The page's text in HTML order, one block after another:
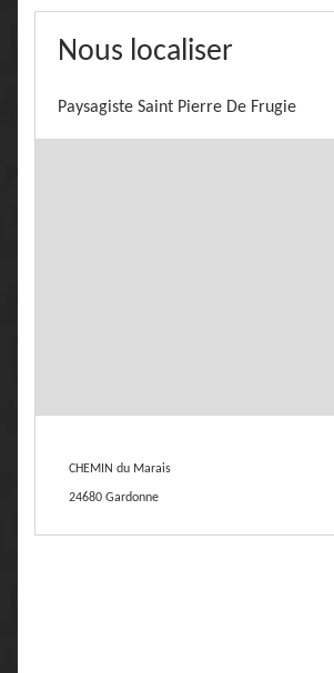
Nous localiser
Paysagiste Saint Pierre De Frugie
CHEMIN du Marais
24680 Gardonne